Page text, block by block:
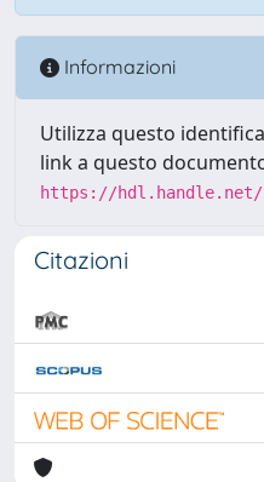
Informazioni
Utilizza questo
link a questo
https://hdl.handle.net/
Citazioni